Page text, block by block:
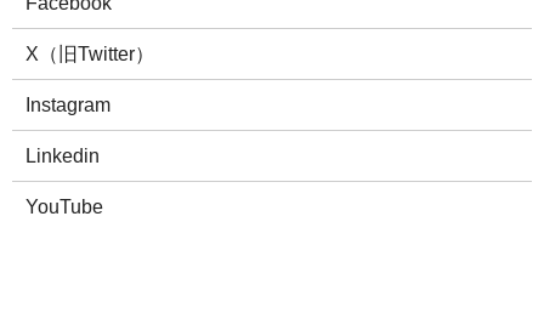
X（旧Twitter）
Instagram
Linkedin
YouTube